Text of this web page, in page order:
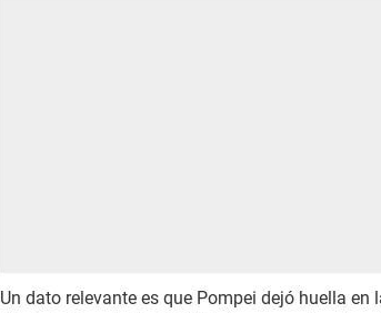
Un dato relevante es que Pompei dejó huella en